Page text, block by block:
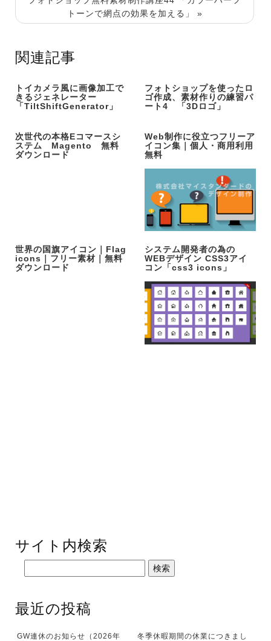
トーンで網点の効果を加える」 »
関連記事
トイカメラ風に画像加工で
きるジェネレーター
「TiltShiftGenerator」
フォトショップを使ったロ
ゴ作成、素材作りの練習パ
ート4 「3Dロゴ」
次世代の本格Eコマースシ
ステム Magento 無料
ダウンロード
Web制作に役立つフリーア
イコン集｜個人・商用利用
無料
世界の国旗アイコン｜Flag
icons｜フリー素材｜無料
ダウンロード
システム開発者の為の
WEBデザイン CSS3アイ
コン「css3 icons」
サイト内検索
最近の投稿
GW連休のお知らせ（2026年
冬季休暇期間の休業につきまし